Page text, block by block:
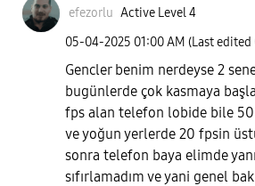
efezorlu Active Level 4
‎05-04-2025 01:00 AM (Last edited
Gencler benim nerdeyse 2
bugünlerde çok kasmaya
fps alan telefon lobide bile 50
ve yoğun yerlerde 20 fpsin
sonra telefon baya elimde
sıfırlamadım ve yani genel